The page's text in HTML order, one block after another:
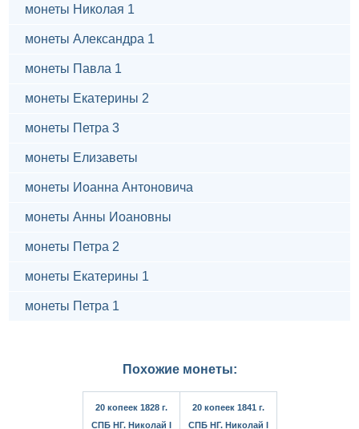
монеты Николая 1
монеты Александра 1
монеты Павла 1
монеты Екатерины 2
монеты Петра 3
монеты Елизаветы
монеты Иоанна Антоновича
монеты Анны Иоановны
монеты Петра 2
монеты Екатерины 1
монеты Петра 1
Похожие монеты:
20 копеек 1828 г.
СПБ НГ. Николай I
20 копеек 1841 г.
СПБ НГ. Николай I